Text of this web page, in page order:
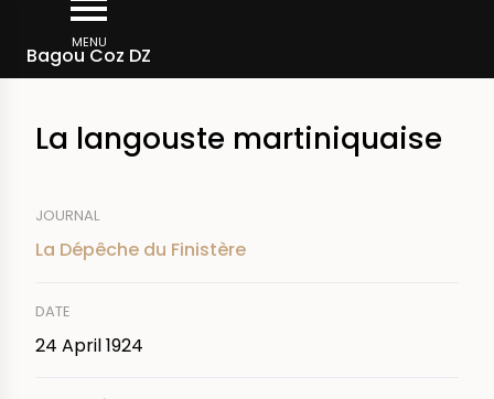
main
MENU
Bagou Coz DZ
Breadcrumb
La langouste martiniquaise
JOURNAL
La Dépêche du Finistère
DATE
24 April 1924